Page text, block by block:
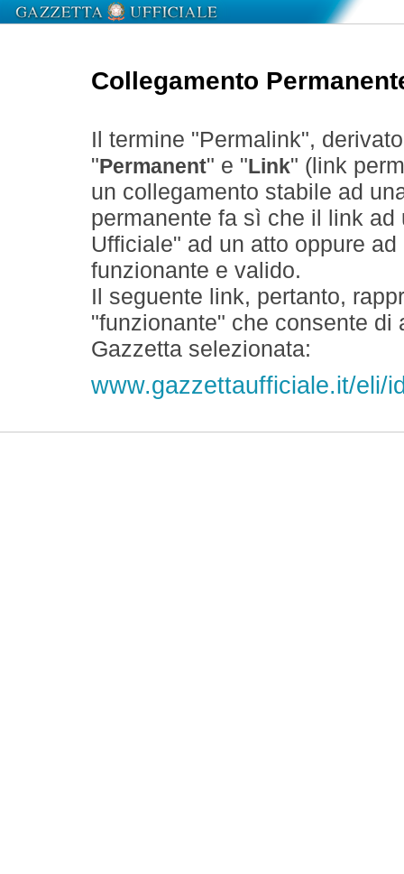
Collegamento
Il termine "Permalink",
" Permanent" e " Link" (link
un collegamento stabile ad
permanente fa sì che il link
Ufficiale" ad un atto oppure
funzionante e valido.
Il seguente link, pertanto,
"funzionante" che consente
Gazzetta selezionata:
www.gazzettaufficiale.it/eli/